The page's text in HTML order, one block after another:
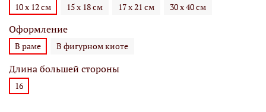
10 х 12 см 15 х 18 см 17 х 21 см 30 х 40 см
Оформление
В раме В фигурном киоте
Длина большей стороны
16